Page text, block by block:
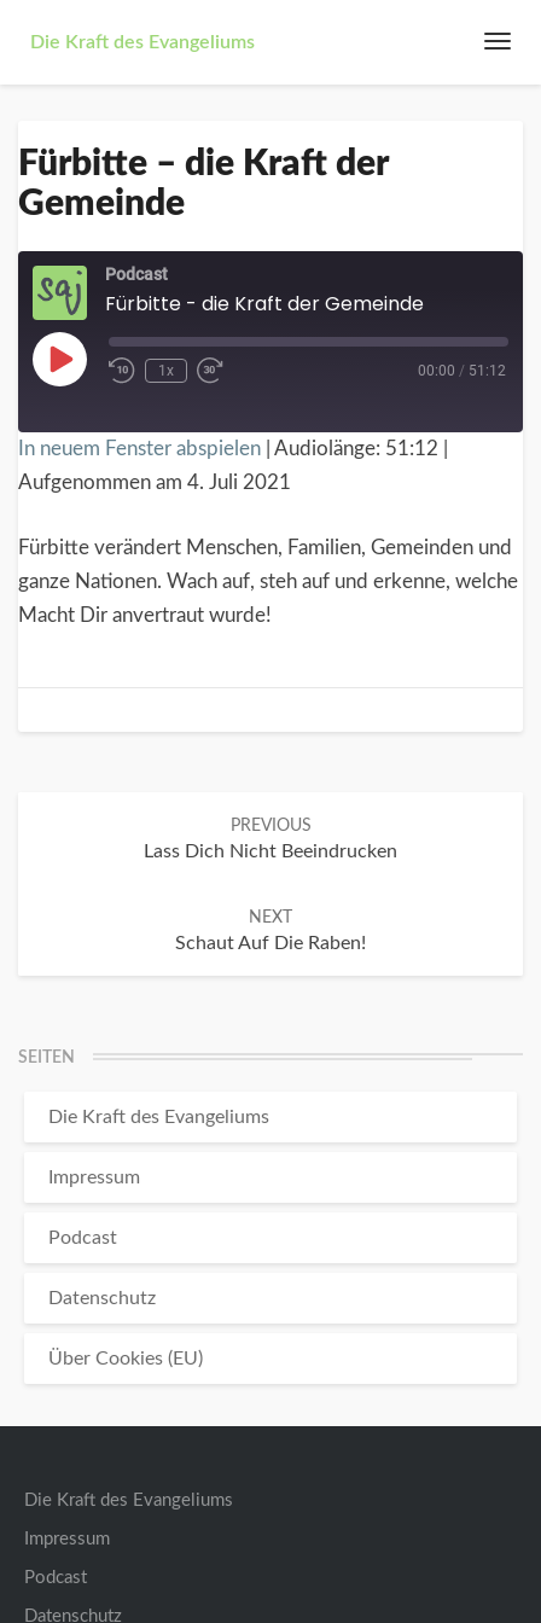
Die Kraft des Evangeliums
–
die
Kraft
Gemeinde
Fürbitte – die Kraft der
Gemeinde
Podcast
Fürbitte - die Kraft der Gemeinde
Play
Episode
1x 00:00 / 51:12
In neuem Fenster abspielen Audiolänge: 51:12
Aufgenommen am 4. Juli 2021
Fürbitte verändert Menschen, Familien, Gemeinden und
ganze Nationen. Wach auf, steh auf und erkenne, welche
Macht Dir anvertraut wurde!
PREVIOUS
Lass Dich Nicht Beeindrucken
NEXT
Schaut Auf Die Raben!
SEITEN
Die Kraft des Evangeliums
Impressum
Podcast
Datenschutz
Über Cookies (EU)
Die Kraft des Evangeliums
Impressum
Podcast
Datenschutz